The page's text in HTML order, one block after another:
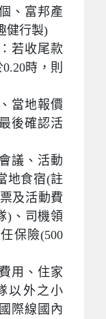
、富邦產
健行製)
若收尾款
時，則
當地報價
後確認活
議、活動
地食宿(註
及活動費
)、司機領
保險(500
用、住家
以外之小
際線國內